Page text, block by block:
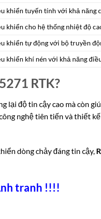
khiển tuyến tính với khả năng
khiển cho hệ thống nhiệt độ
khiển tự động với bộ truyền
khiển khí nén với khả năng
RTK?
lại độ tin cậy cao mà còn
nghệ tiên tiến và thiết
dòng chảy đáng tin cậy,
tranh !!!!